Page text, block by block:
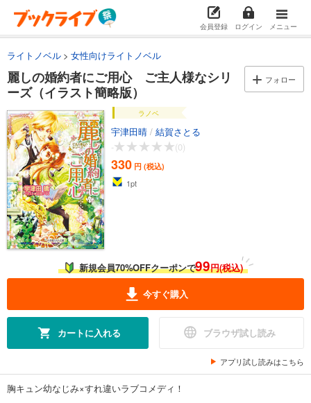
会員登録 ログイン メニュー
ライトノベル 女性向けライトノベル
麗しの婚約者にご用心 ご主人様なシリ
ーズ（イラスト簡略版）
フォロー
ラノベ
宇津田晴 / 結賀さとる
-
(0)
330 円 (税込)
1pt
新規会員70%OFFクーポンで99円(税込)
今すぐ購入
カートに入れる ブラウザ試し読み
アプリ試し読みはこちら
胸キュン幼なじみ×すれ違いラブコメディ！